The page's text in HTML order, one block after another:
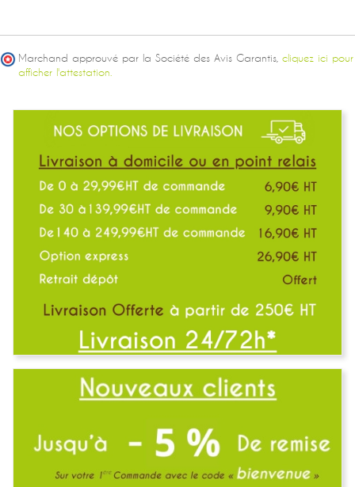
Marchand approuvé par la Société des Avis Garantis, cliquez ici pour
afficher l'attestation.